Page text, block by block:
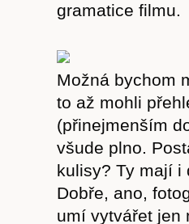
gramatice filmu.
Možná bychom
to až mohli
(přinejmenším
všude plno.
kulisy? Ty mají i
Dobře, ano,
umí vytvářet jen